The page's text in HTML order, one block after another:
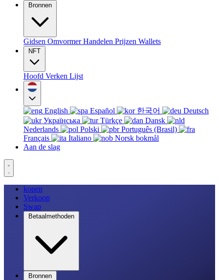
Bronnen
Gidsen OmvormerHandelen Prijzen Wallets
NFT
Hoofd Verken Lijst
English Español 한국어
Deutsch
Українська
Türkçe
Dansk
Nederlands
Polski
Português (Brasil)
Français
Italiano
Norsk bokmål
Aan de slag
kopen
Verkoop
Swap
Betaalmethoden
Bronnen